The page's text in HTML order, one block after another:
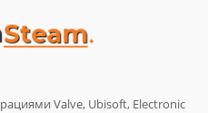
Valve, Ubisoft, Electronic